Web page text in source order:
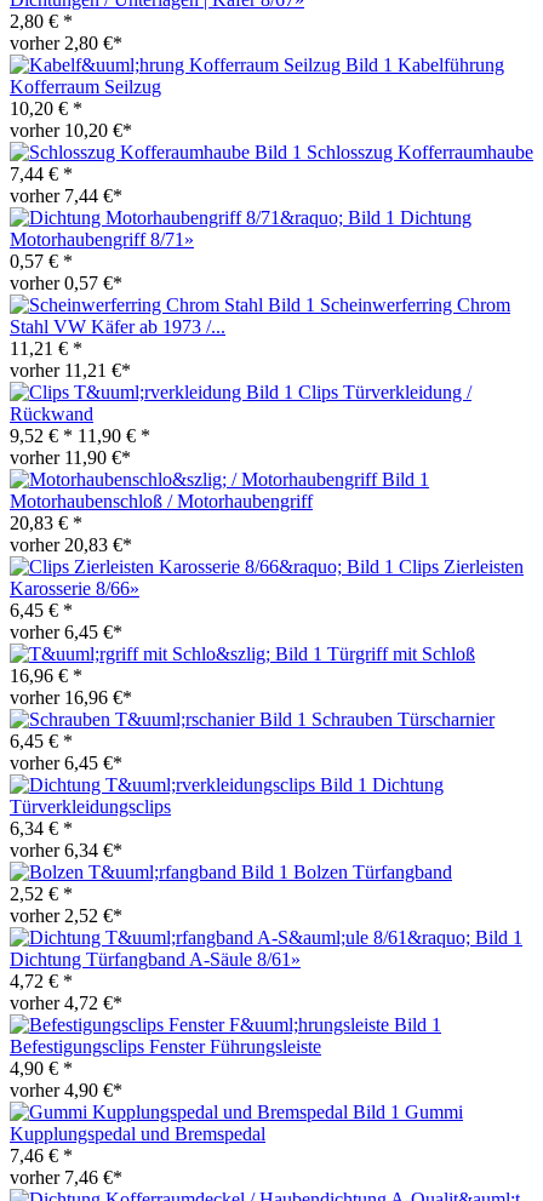
2,80 € *
vorher 2,80 €*
Kabelführung
Kofferraum Seilzug
10,20 € *
vorher 10,20 €*
Schlosszug Kofferraumhaube
7,44 € *
vorher 7,44 €*
Dichtung
Motorhaubengriff 8/71»
0,57 € *
vorher 0,57 €*
Scheinwerferring Chrom
Stahl VW Käfer ab 1973 /...
11,21 € *
vorher 11,21 €*
Clips Türverkleidung /
Rückwand
9,52 € * 11,90 € *
vorher 11,90 €*
Motorhaubenschloß / Motorhaubengriff
20,83 € *
vorher 20,83 €*
Clips Zierleisten
Karosserie 8/66»
6,45 € *
vorher 6,45 €*
Türgriff mit Schloß
16,96 € *
vorher 16,96 €*
Schrauben Türscharnier
6,45 € *
vorher 6,45 €*
Dichtung
Türverkleidungsclips
6,34 € *
vorher 6,34 €*
Bolzen Türfangband
2,52 € *
vorher 2,52 €*
Dichtung Türfangband A-Säule 8/61»
4,72 € *
vorher 4,72 €*
Befestigungsclips Fenster Führungsleiste
4,90 € *
vorher 4,90 €*
Gummi
Kupplungspedal und Bremspedal
7,46 € *
vorher 7,46 €*